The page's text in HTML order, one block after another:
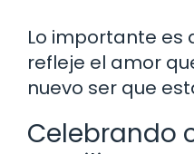
Lo importante es
refleje el amor
nuevo ser que
Celebrando